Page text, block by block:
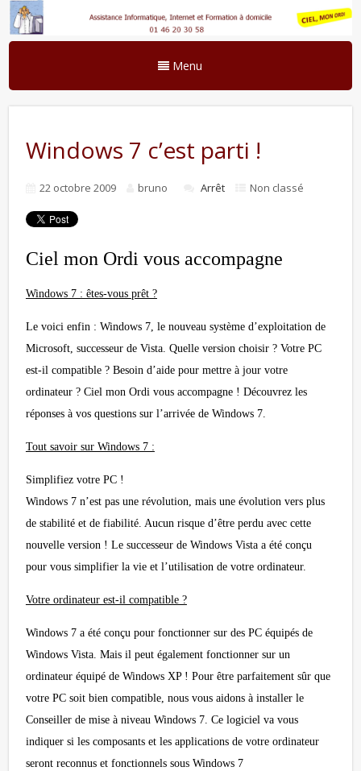
Menu
Windows 7 c’est parti !
22 octobre 2009 bruno Arrêt Non classé
Ciel mon Ordi vous accompagne
Windows 7 : êtes-vous prêt ?
Le voici enfin : Windows 7, le nouveau système d’exploitation de
Microsoft, successeur de Vista. Quelle version choisir ? Votre PC
est-il compatible ? Besoin d’aide pour mettre à jour votre
ordinateur ? Ciel mon Ordi vous accompagne ! Découvrez les
réponses à vos questions sur l’arrivée de Windows 7.
Tout savoir sur Windows 7 :
Simplifiez votre PC !
Windows 7 n’est pas une révolution, mais une évolution vers plus
de stabilité et de fiabilité. Aucun risque d’être perdu avec cette
nouvelle version ! Le successeur de Windows Vista a été conçu
pour vous simplifier la vie et l’utilisation de votre ordinateur.
Votre ordinateur est-il compatible ?
Windows 7 a été conçu pour fonctionner sur des PC équipés de
Windows Vista. Mais il peut également fonctionner sur un
ordinateur équipé de Windows XP ! Pour être parfaitement sûr que
votre PC soit bien compatible, nous vous aidons à installer le
Conseiller de mise à niveau Windows 7. Ce logiciel va vous
indiquer si les composants et les applications de votre ordinateur
seront reconnus et fonctionnels sous Windows 7